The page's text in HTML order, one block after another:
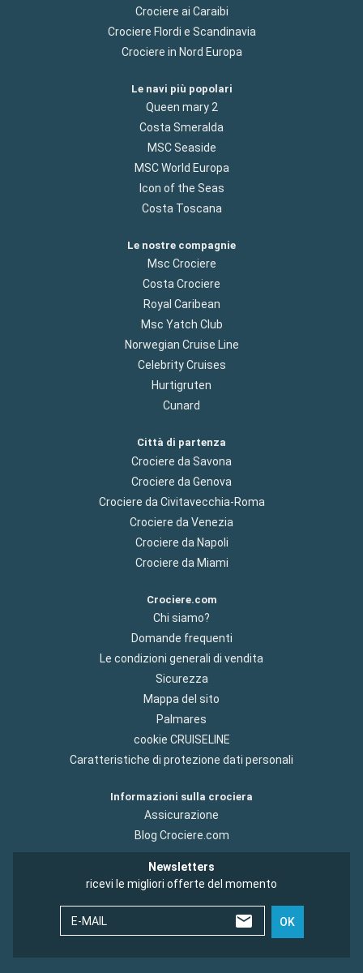
Crociere ai Caraibi
Crociere Flordi e Scandinavia
Crociere in Nord Europa
Le navi più popolari
Queen mary 2
Costa Smeralda
MSC Seaside
MSC World Europa
Icon of the Seas
Costa Toscana
Le nostre compagnie
Msc Crociere
Costa Crociere
Royal Caribean
Msc Yatch Club
Norwegian Cruise Line
Celebrity Cruises
Hurtigruten
Cunard
Città di partenza
Crociere da Savona
Crociere da Genova
Crociere da Civitavecchia-Roma
Crociere da Venezia
Crociere da Napoli
Crociere da Miami
Crociere.com
Chi siamo?
Domande frequenti
Le condizioni generali di vendita
Sicurezza
Mappa del sito
Palmares
cookie CRUISELINE
Caratteristiche di protezione dati personali
Informazioni sulla crociera
Assicurazione
Blog Crociere.com
Newsletters
ricevi le migliori offerte del momento
E-MAIL OK